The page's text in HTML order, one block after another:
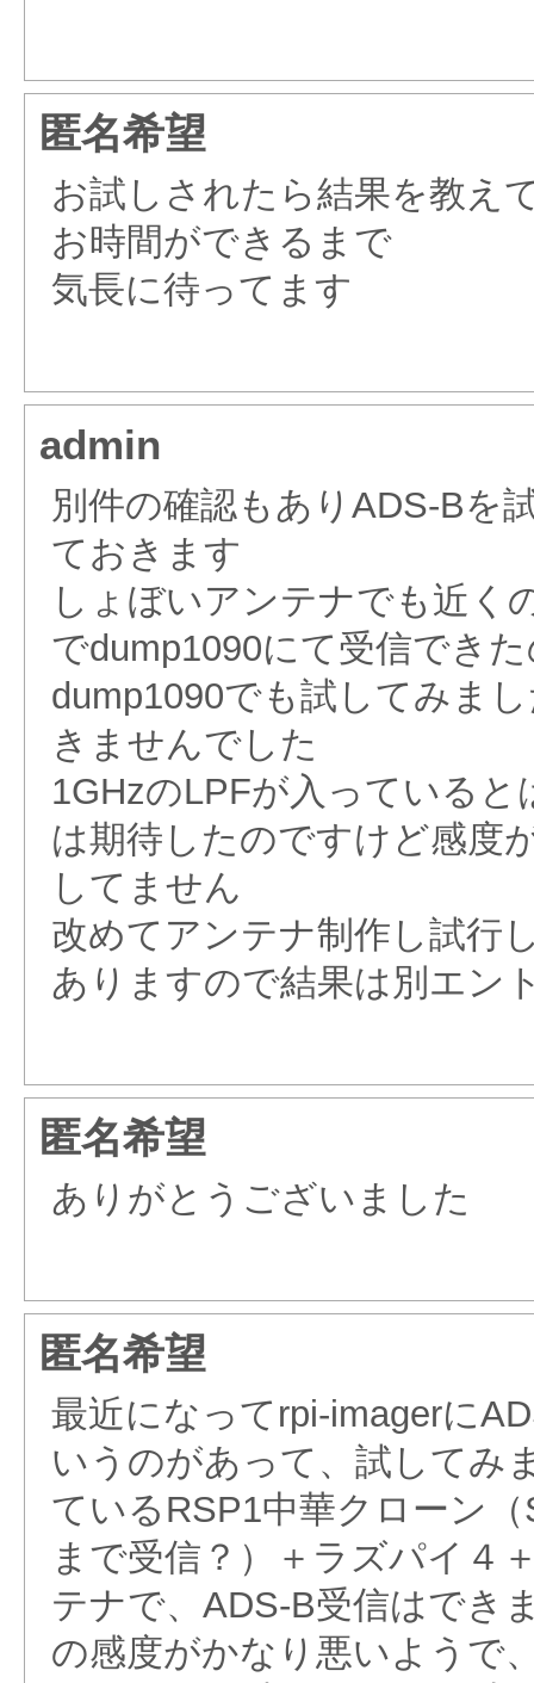
匿名希望
お試しされたら結果を教え
お時間ができるまで
気長に待ってます
admin
別件の確認もありADS-Bを
ておきます
しょぼいアンテナでも近く
でdump1090にて受信でき
dump1090でも試してみま
きませんでした
1GHzのLPFが入っている
は期待したのですけど感度
してません
改めてアンテナ制作し試行
ありますので結果は別エン
匿名希望
ありがとうございました
匿名希望
最近になってrpi-imagerに
いうのがあって、試してみ
ているRSP1中華クローン
まで受信？）＋ラズパイ４
テナで、ADS-B受信はでき
の感度がかなり悪いようで